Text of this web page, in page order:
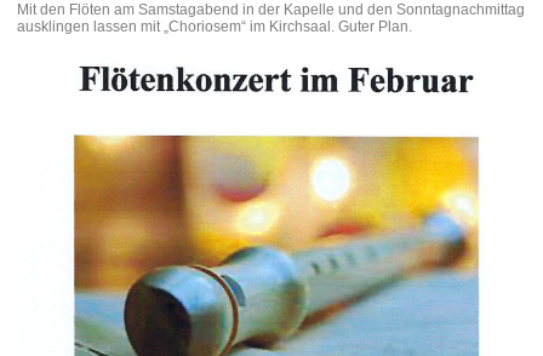
Mit den Flöten am Samstagabend in der Kapelle und den Sonntagnachmittag
ausklingen lassen mit „Choriosem“ im Kirchsaal. Guter Plan.